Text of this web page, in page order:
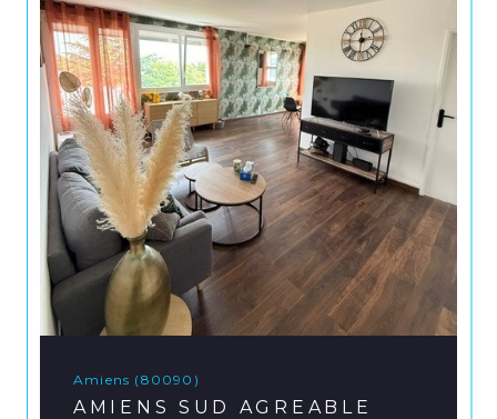
Amiens (80090)
AMIENS SUD AGREABLE